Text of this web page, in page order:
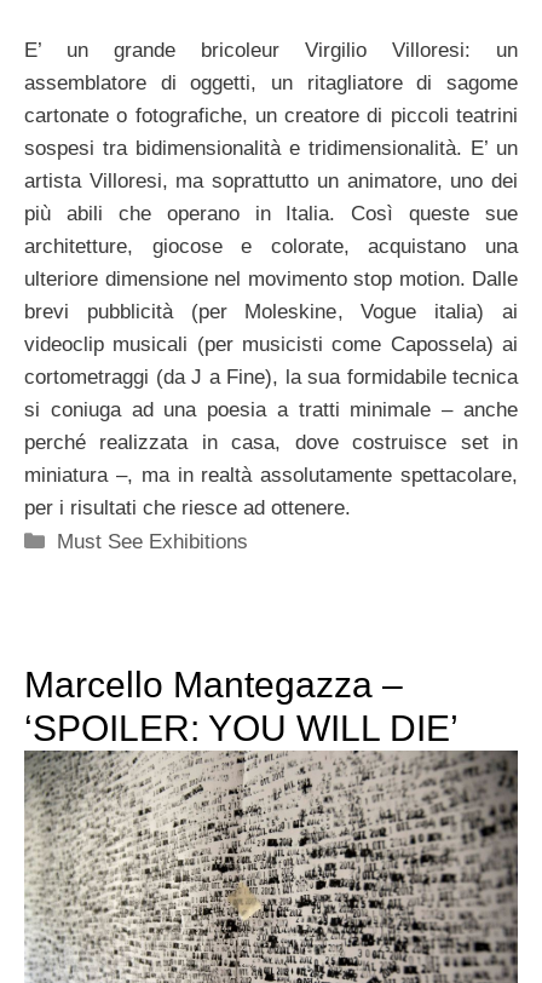
E’ un grande bricoleur Virgilio Villoresi: un
assemblatore di oggetti, un ritagliatore di sagome
cartonate o fotografiche, un creatore di piccoli teatrini
sospesi tra bidimensionalità e tridimensionalità. E’ un
artista Villoresi, ma soprattutto un animatore, uno dei
più abili che operano in Italia. Così queste sue
architetture, giocose e colorate, acquistano una
ulteriore dimensione nel movimento stop motion. Dalle
brevi pubblicità (per Moleskine, Vogue italia) ai
videoclip musicali (per musicisti come Capossela) ai
cortometraggi (da J a Fine), la sua formidabile tecnica
si coniuga ad una poesia a tratti minimale – anche
perché realizzata in casa, dove costruisce set in
miniatura –, ma in realtà assolutamente spettacolare,
per i risultati che riesce ad ottenere.
Categorie
Must See Exhibitions
Marcello Mantegazza –
‘SPOILER: YOU WILL DIE’